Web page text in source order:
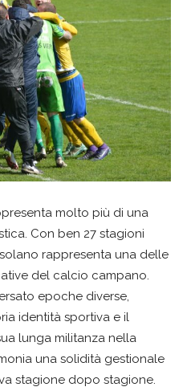
molto più di una
Con ben 27 stagioni
rappresenta una delle
del calcio campano.
epoche diverse,
identità sportiva e il
lunga militanza nella
una solidità gestionale
stagione dopo stagione.